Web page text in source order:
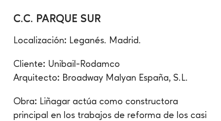
C.C. PARQUE SUR
Localización: Leganés. Madrid.
Cliente: Unibail-Rodamco
Arquitecto: Broadway Malyan España, S.L.
Obra: Liñagar actúa como constructora
principal en los trabajos de reforma de los casi